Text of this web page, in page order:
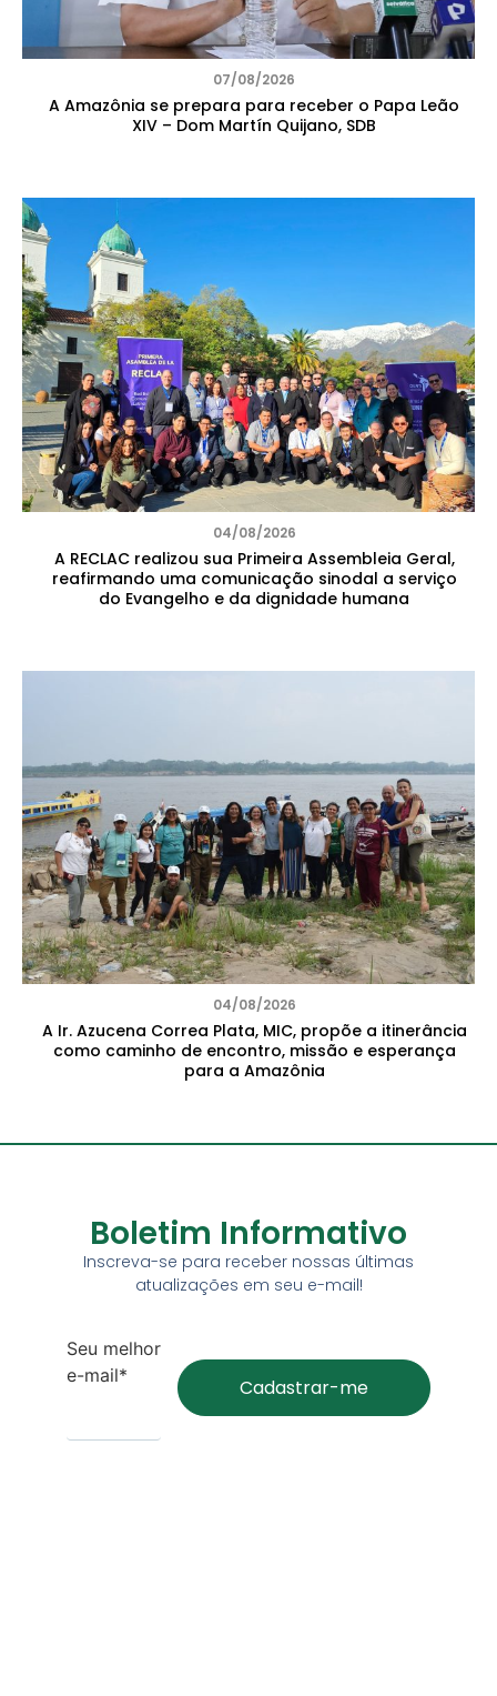
07/08/2026
A Amazônia se prepara para receber o Papa Leão
XIV – Dom Martín Quijano, SDB
04/08/2026
A RECLAC realizou sua Primeira Assembleia Geral,
reafirmando uma comunicação sinodal a serviço
do Evangelho e da dignidade humana
04/08/2026
A Ir. Azucena Correa Plata, MIC, propõe a itinerância
como caminho de encontro, missão e esperança
para a Amazônia
Boletim Informativo
Inscreva-se para receber nossas últimas
atualizações em seu e-mail!
Seu melhor
e-mail*